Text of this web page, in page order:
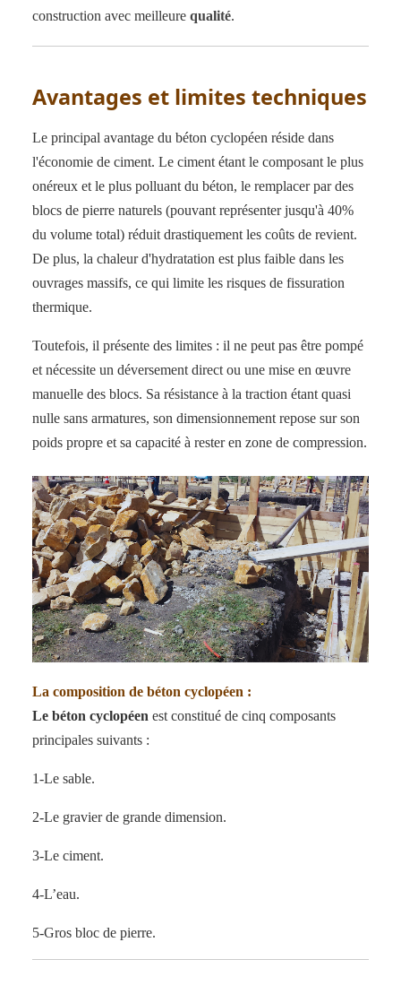
construction avec meilleure qualité.
Avantages et limites techniques
Le principal avantage du béton cyclopéen réside dans
l'économie de ciment. Le ciment étant le composant le plus
onéreux et le plus polluant du béton, le remplacer par des
blocs de pierre naturels (pouvant représenter jusqu'à 40%
du volume total) réduit drastiquement les coûts de revient.
De plus, la chaleur d'hydratation est plus faible dans les
ouvrages massifs, ce qui limite les risques de fissuration
thermique.
Toutefois, il présente des limites : il ne peut pas être pompé
et nécessite un déversement direct ou une mise en œuvre
manuelle des blocs. Sa résistance à la traction étant quasi
nulle sans armatures, son dimensionnement repose sur son
poids propre et sa capacité à rester en zone de compression.
La composition de béton cyclopéen :
Le béton cyclopéen est constitué de cinq composants
principales suivants :
1-Le sable.
2-Le gravier de grande dimension.
3-Le ciment.
4-L’eau.
5-Gros bloc de pierre.